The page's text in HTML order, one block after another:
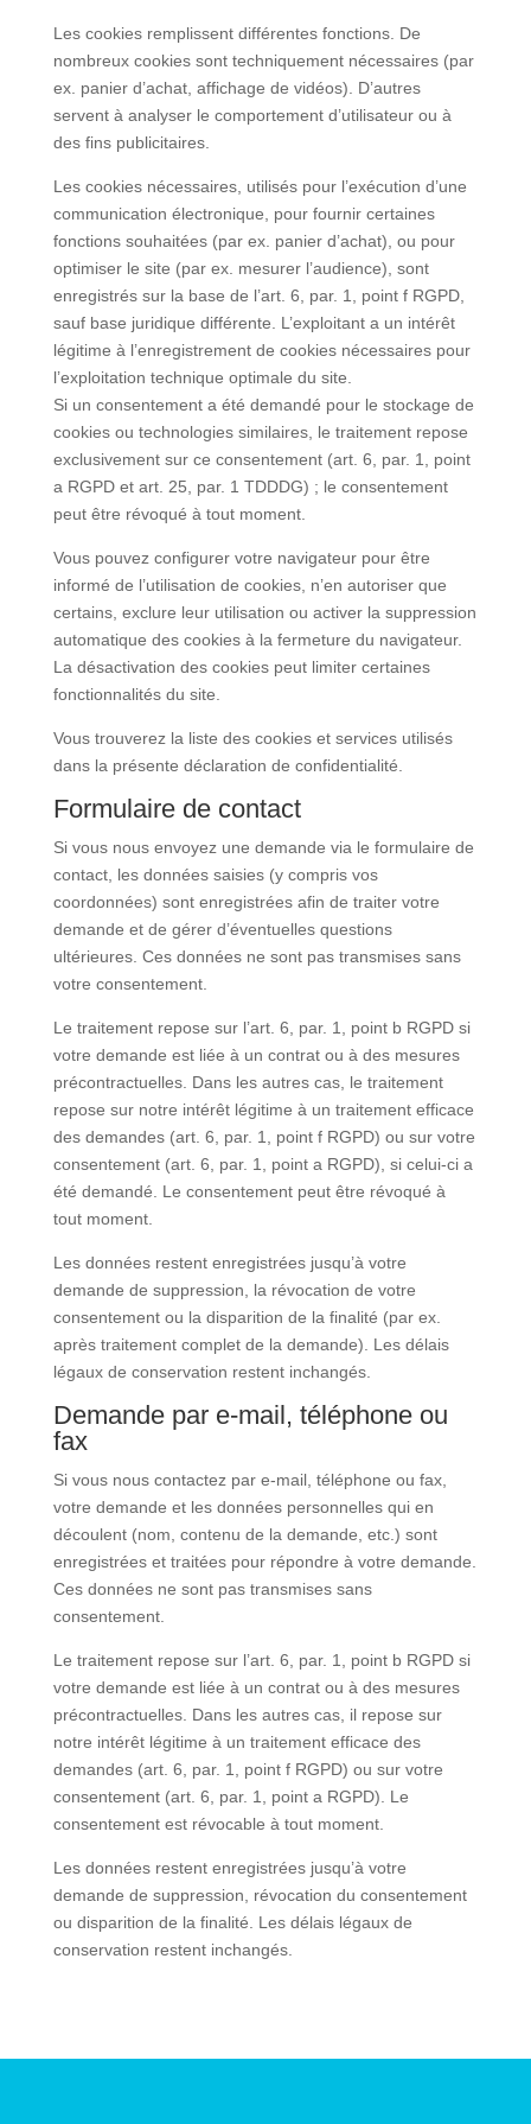
Les cookies remplissent différentes fonctions. De
nombreux cookies sont techniquement nécessaires (par
ex. panier d’achat, affichage de vidéos). D’autres
servent à analyser le comportement d’utilisateur ou à
des fins publicitaires.
Les cookies nécessaires, utilisés pour l’exécution d’une
communication électronique, pour fournir certaines
fonctions souhaitées (par ex. panier d’achat), ou pour
optimiser le site (par ex. mesurer l’audience), sont
enregistrés sur la base de l’art. 6, par. 1, point f RGPD,
sauf base juridique différente. L’exploitant a un intérêt
légitime à l’enregistrement de cookies nécessaires pour
l’exploitation technique optimale du site.
Si un consentement a été demandé pour le stockage de
cookies ou technologies similaires, le traitement repose
exclusivement sur ce consentement (art. 6, par. 1, point
a RGPD et art. 25, par. 1 TDDDG) ; le consentement
peut être révoqué à tout moment.
Vous pouvez configurer votre navigateur pour être
informé de l’utilisation de cookies, n’en autoriser que
certains, exclure leur utilisation ou activer la suppression
automatique des cookies à la fermeture du navigateur.
La désactivation des cookies peut limiter certaines
fonctionnalités du site.
Vous trouverez la liste des cookies et services utilisés
dans la présente déclaration de confidentialité.
Formulaire de contact
Si vous nous envoyez une demande via le formulaire de
contact, les données saisies (y compris vos
coordonnées) sont enregistrées afin de traiter votre
demande et de gérer d’éventuelles questions
ultérieures. Ces données ne sont pas transmises sans
votre consentement.
Le traitement repose sur l’art. 6, par. 1, point b RGPD si
votre demande est liée à un contrat ou à des mesures
précontractuelles. Dans les autres cas, le traitement
repose sur notre intérêt légitime à un traitement efficace
des demandes (art. 6, par. 1, point f RGPD) ou sur votre
consentement (art. 6, par. 1, point a RGPD), si celui-ci a
été demandé. Le consentement peut être révoqué à
tout moment.
Les données restent enregistrées jusqu’à votre
demande de suppression, la révocation de votre
consentement ou la disparition de la finalité (par ex.
après traitement complet de la demande). Les délais
légaux de conservation restent inchangés.
Demande par e-mail, téléphone ou
fax
Si vous nous contactez par e-mail, téléphone ou fax,
votre demande et les données personnelles qui en
découlent (nom, contenu de la demande, etc.) sont
enregistrées et traitées pour répondre à votre demande.
Ces données ne sont pas transmises sans
consentement.
Le traitement repose sur l’art. 6, par. 1, point b RGPD si
votre demande est liée à un contrat ou à des mesures
précontractuelles. Dans les autres cas, il repose sur
notre intérêt légitime à un traitement efficace des
demandes (art. 6, par. 1, point f RGPD) ou sur votre
consentement (art. 6, par. 1, point a RGPD). Le
consentement est révocable à tout moment.
Les données restent enregistrées jusqu’à votre
demande de suppression, révocation du consentement
ou disparition de la finalité. Les délais légaux de
conservation restent inchangés.